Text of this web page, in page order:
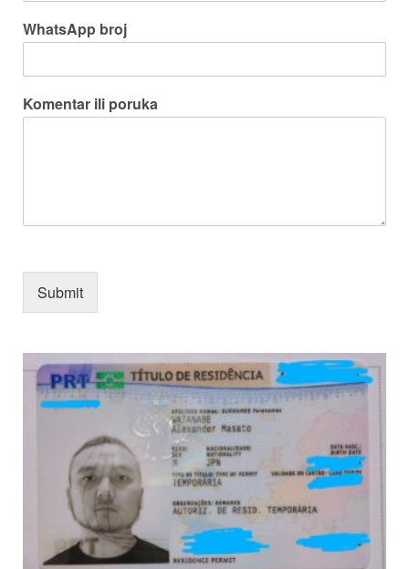
WhatsApp broj
Komentar ili poruka
Submit